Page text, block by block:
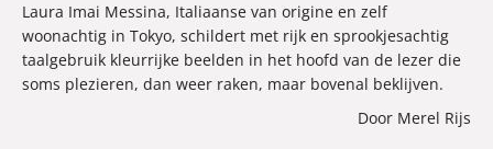
Laura Imai Messina, Italiaanse van origine en zelf
woonachtig in Tokyo, schildert met rijk en sprookjesachtig
taalgebruik kleurrijke beelden in het hoofd van de lezer die
soms plezieren, dan weer raken, maar bovenal beklijven.
Door Merel Rijs